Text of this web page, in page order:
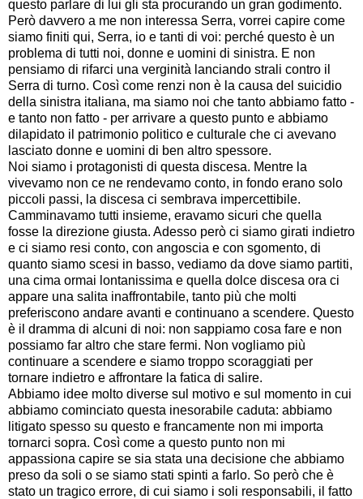
questo parlare di lui gli sta procurando un gran godimento.
Però davvero a me non interessa Serra, vorrei capire come
siamo finiti qui, Serra, io e tanti di voi: perché questo è un
problema di tutti noi, donne e uomini di sinistra. E non
pensiamo di rifarci una verginità lanciando strali contro il
Serra di turno. Così come renzi non è la causa del suicidio
della sinistra italiana, ma siamo noi che tanto abbiamo fatto -
e tanto non fatto - per arrivare a questo punto e abbiamo
dilapidato il patrimonio politico e culturale che ci avevano
lasciato donne e uomini di ben altro spessore.
Noi siamo i protagonisti di questa discesa. Mentre la
vivevamo non ce ne rendevamo conto, in fondo erano solo
piccoli passi, la discesa ci sembrava impercettibile.
Camminavamo tutti insieme, eravamo sicuri che quella
fosse la direzione giusta. Adesso però ci siamo girati indietro
e ci siamo resi conto, con angoscia e con sgomento, di
quanto siamo scesi in basso, vediamo da dove siamo partiti,
una cima ormai lontanissima e quella dolce discesa ora ci
appare una salita inaffrontabile, tanto più che molti
preferiscono andare avanti e continuano a scendere. Questo
è il dramma di alcuni di noi: non sappiamo cosa fare e non
possiamo far altro che stare fermi. Non vogliamo più
continuare a scendere e siamo troppo scoraggiati per
tornare indietro e affrontare la fatica di salire.
Abbiamo idee molto diverse sul motivo e sul momento in cui
abbiamo cominciato questa inesorabile caduta: abbiamo
litigato spesso su questo e francamente non mi importa
tornarci sopra. Così come a questo punto non mi
appassiona capire se sia stata una decisione che abbiamo
preso da soli o se siamo stati spinti a farlo. So però che è
stato un tragico errore, di cui siamo i soli responsabili, il fatto